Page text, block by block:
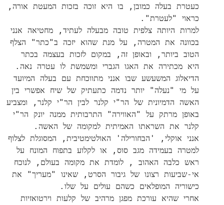
כעטרת בעלה כמובן, בו היא זוכה בזכות המעטת אורה,
כראוי "לעטרת".
למרות היותה צלפית טובה מבעלה לעתיד, מחטיאה אנני
בכוונה את המטרה, על מנת שהוא יזכה ב"כתר" הצלף
הטוב ביותר, ובאופן זה, במקום לזכות בעצמה בכתר
היא מכתירה את האגו הגברי ומשמשת לו עטרה נאה.
הדיאלוג המשעשע שבו אנני מתווכחת עם בעלה המיועד
על מי "נעלה" יותר נדמה כתעתיק של שיח אפשרי בין
האשה הדמיונית של הר"י קלנר לבין הר"י קלנר, ומצביע
באופן מרתק על "האווירה" התרבותית ממנה יונק הר"י
קלנר את השראתו האמיתית למקומה של האשה.
אנני אוקלי, 'הבחורילה' האולטימטיבית, המסוגלת לצלוף
למטרה בעמידה מגב סוס, או לקלוע בתפוח המונח על
ראש כלבה האהוב , לומדת את מקומה בעולם, לנוכח
אי-שביעות רצונו של גיבור הסרט, שאינו "מעריך" את
כישוריה המופלאים כשהם עולים על שלו.
אחרי שהיא עורכת מפגן מרהיב של קלעות וירטואזיות